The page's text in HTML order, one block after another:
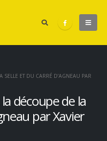
ET DU CARRÉ D’AGNEAU PAR
découpe de la
par Xavier